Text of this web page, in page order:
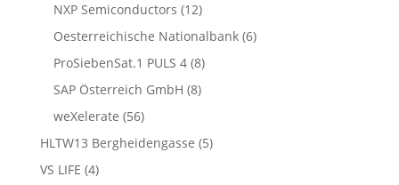
NXP Semiconductors (12)
Oesterreichische Nationalbank(6)
ProSiebenSat.1 PULS 4(8)
SAP Österreich GmbH (8)
weXelerate (56)
HLTW13 Bergheidengasse (5)
VS LIFE (4)